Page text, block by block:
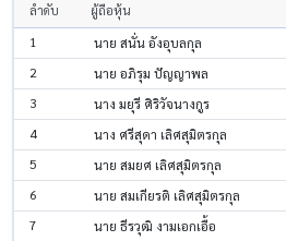
ลำดับ ผู้ถือหุ้น
1 นาย สนั่น อังอุบลกุล
2 นาย อภิรุม ปัญญาพล
3 นาง มยุรี ศิริวัจนางกูร
4 นาง ศรีสุดา เลิศสุมิตรกุล
5 นาย สมยศ เลิศสุมิตรกุล
6 นาย สมเกียรติ เลิศสุมิตรกุล
7 นาย ธีรวุฒิ งามเอกเอื้อ